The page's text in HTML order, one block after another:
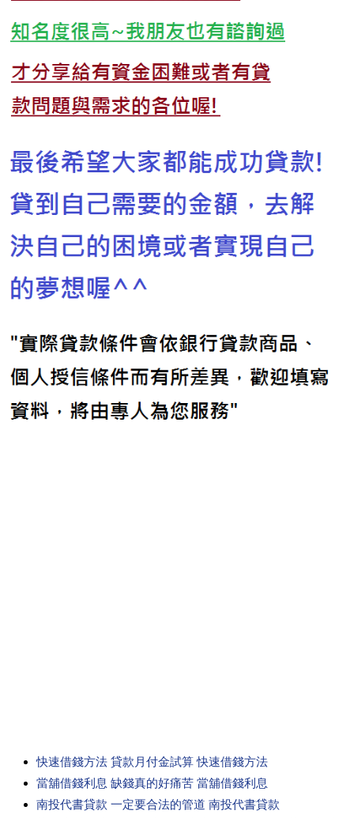
快速借錢方法 貸款月付金試算 快速借錢方法
當舖借錢利息 缺錢真的好痛苦 當舖借錢利息
南投代書貸款 一定要合法的管道 南投代書貸款